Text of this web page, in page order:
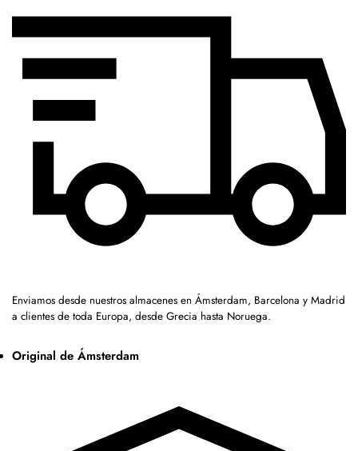
Enviamos desde nuestros almacenes en Ámsterdam, Barcelona y Madrid
a clientes de toda Europa, desde Grecia hasta Noruega.
Original de Ámsterdam